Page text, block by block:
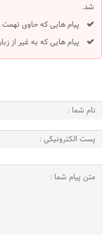
شد.
پیام هایی که حاوی تهمت
پیام هایی که به غیر از